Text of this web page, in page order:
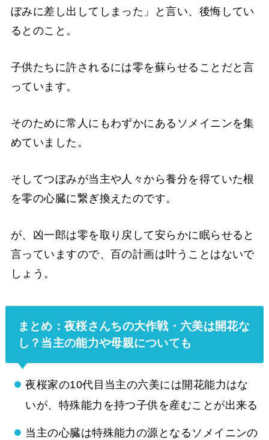
ぼみに差し出してしまった」と言い、後悔してい
るとのこと。
子供たちに許されるには零を蘇らせることだと言
っています。
そのために常人にもわずかにあるソメイニンを集
めていました。
そしてつぼみが当主や人々から養分を得ていた根
を零の心臓に繋ぎ換えたのです。
が、凶一郎は零を取り戻して安らかに眠らせると
言っていますので、百の計画は叶うことはないで
しょう。
まとめ：夜桜さんちの大作戦・六美は開花な
し？当主の能力や母親についても
夜桜家の10代目当主の六美には開花能力はな
いが、特殊能力を持つ子供を産むことが出来る
当主の心臓は特殊能力の源となるソメイニンの